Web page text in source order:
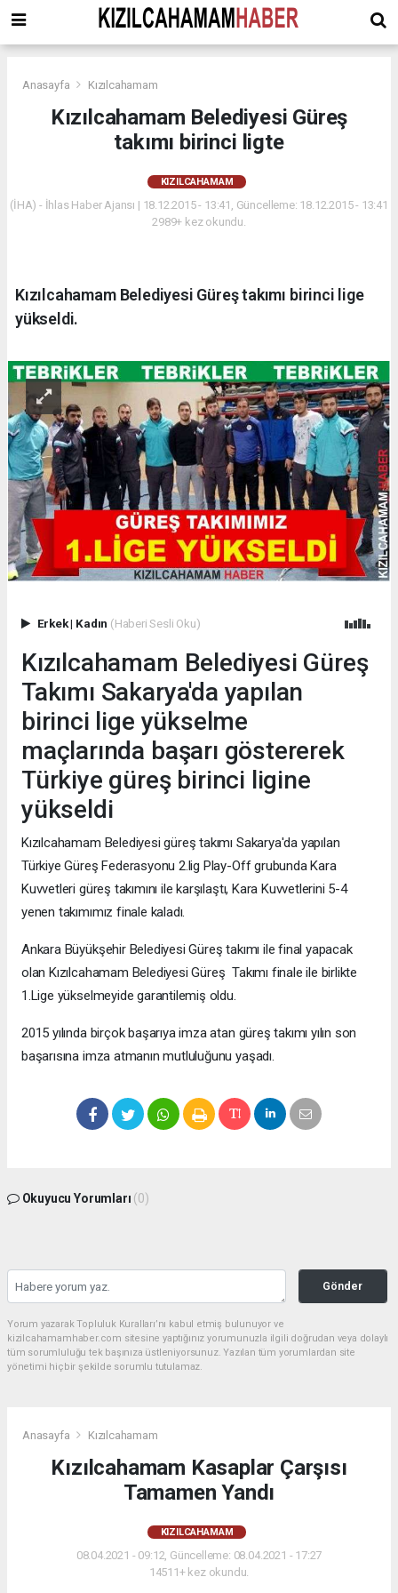
Anasayfa Kızılcahamam
Kızılcahamam Belediyesi Güreş
takımı birinci ligte
KIZILCAHAMAM
(İHA) - İhlas Haber Ajansı | 18.12.2015 - 13:41, Güncelleme: 18.12.2015 - 13:41
2989+ kez okundu.
Kızılcahamam Belediyesi Güreş takımı birinci lige
yükseldi.
Erkek| Kadın (Haberi Sesli Oku)
Kızılcahamam Belediyesi Güreş
Takımı Sakarya'da yapılan
birinci lige yükselme
maçlarında başarı göstererek
Türkiye güreş birinci ligine
yükseldi
Kızılcahamam Belediyesi güreş takımı Sakarya'da yapılan
Türkiye Güreş Federasyonu 2.lig Play-Off grubunda Kara
Kuvvetleri güreş takımını ile karşılaştı, Kara Kuvvetlerini 5-4
yenen takımımız finale kaladı.
Ankara Büyükşehir Belediyesi Güreş takımı ile final yapacak
olan Kızılcahamam Belediyesi Güreş Takımı finale ile birlikte
1.Lige yükselmeyide garantilemiş oldu.
2015 yılında birçok başarıya imza atan güreş takımı yılın son
başarısına imza atmanın mutluluğunu yaşadı.
Okuyucu Yorumları (0)
Gönder
Yorum yazarak Topluluk Kuralları’nı kabul etmiş bulunuyor ve
kizilcahamamhaber.com sitesine yaptığınız yorumunuzla ilgili doğrudan veya dolaylı
tüm sorumluluğu tek başınıza üstleniyorsunuz. Yazılan tüm yorumlardan site
yönetimi hiçbir şekilde sorumlu tutulamaz.
Anasayfa Kızılcahamam
Kızılcahamam Kasaplar Çarşısı
Tamamen Yandı
KIZILCAHAMAM
08.04.2021 - 09:12, Güncelleme: 08.04.2021 - 17:27
14511+ kez okundu.